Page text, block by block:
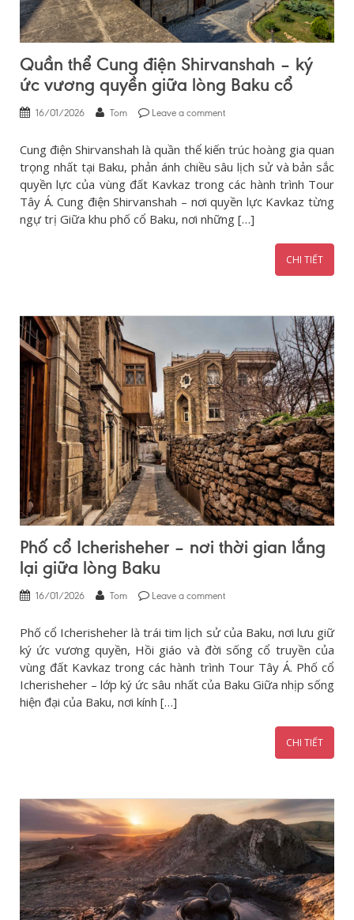
Quần thể Cung điện Shirvanshah – ký
ức vương quyền giữa lòng Baku cổ
16/01/2026 Tom Leave a comment
Cung điện Shirvanshah là quần thể kiến trúc hoàng gia quan
trọng nhất tại Baku, phản ánh chiều sâu lịch sử và bản sắc
quyền lực của vùng đất Kavkaz trong các hành trình Tour
Tây Á. Cung điện Shirvanshah – nơi quyền lực Kavkaz từng
ngự trị Giữa khu phố cổ Baku, nơi những […]
CHI TIẾT
Phố cổ Icherisheher – nơi thời gian lắng
lại giữa lòng Baku
16/01/2026 Tom Leave a comment
Phố cổ Icherisheher là trái tim lịch sử của Baku, nơi lưu giữ
ký ức vương quyền, Hồi giáo và đời sống cổ truyền của
vùng đất Kavkaz trong các hành trình Tour Tây Á. Phố cổ
Icherisheher – lớp ký ức sâu nhất của Baku Giữa nhịp sống
hiện đại của Baku, nơi kính […]
CHI TIẾT